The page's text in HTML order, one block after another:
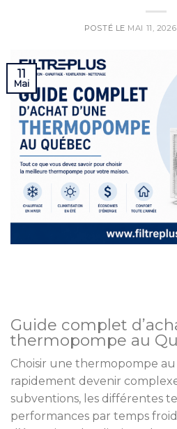
POSTÉ LE MAI 11, 2026
11
Mai
Guide complet
thermopompe au
Choisir une thermopompe
rapidement devenir
subventions, les différentes
performances par temps